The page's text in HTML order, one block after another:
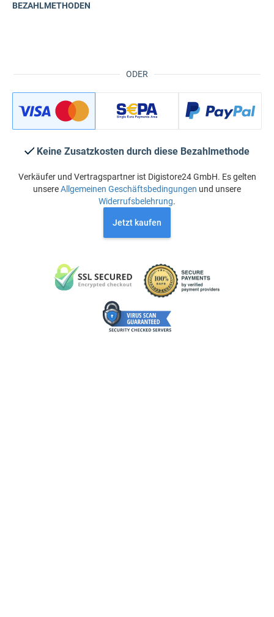
ODER
BEZAHLMETHODEN
Keine Zusatzkosten durch diese Bezahlmethode
Verkäufer und Vertragspartner ist Digistore24 GmbH. Es gelten
unsereAllgemeinen Geschäftsbedingungen und unsere
Widerrufsbelehrung.
Jetzt kaufen